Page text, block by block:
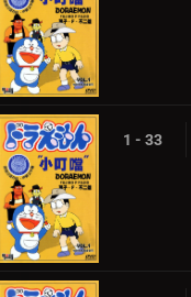
1 - 33